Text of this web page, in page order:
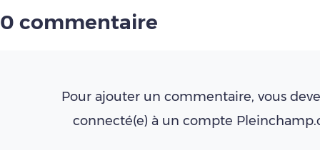
0 commentaire
Pour ajouter un commentaire, vous
connecté(e) à un compte